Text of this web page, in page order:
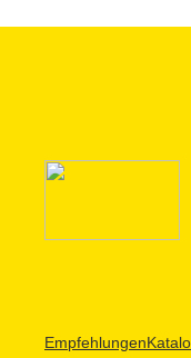
Empfehlungen